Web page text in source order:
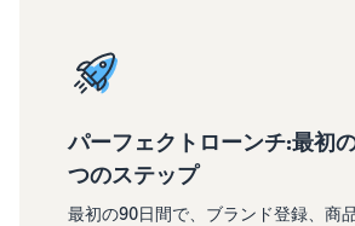
パーフェクトローンチ:最初
つのステップ
最初の90日間で、ブランド登録、商